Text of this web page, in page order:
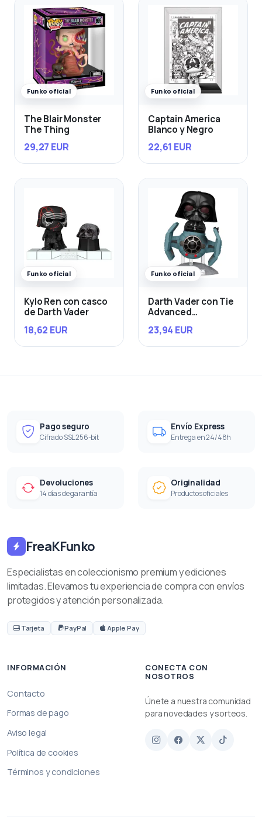
Funko oficial
The Blair Monster
The Thing
29,27 EUR
Funko oficial
Captain America
Blanco y Negro
22,61 EUR
Funko oficial
Kylo Ren con casco
de Darth Vader
18,62 EUR
Funko oficial
Darth Vader con Tie
Advanced
23,94 EUR
Pago seguro
Cifrado SSL 256-bit
Envío Express
Entrega en 24/48h
Devoluciones
14 días de garantía
Originalidad
Productos oficiales
FreaKFunko
Especialistas en coleccionismo premium y ediciones
limitadas. Elevamos tu experiencia de compra con envíos
protegidos y atención personalizada.
Tarjeta PayPal Apple Pay
INFORMACIÓN
Contacto
Formas de pago
Aviso legal
Política de cookies
Términos y condiciones
CONECTA CON
NOSOTROS
Únete a nuestra comunidad
para novedades y sorteos.